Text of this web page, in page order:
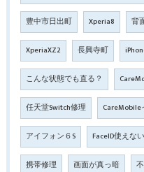
豊中市日出町 Xperia8 背
XperiaXZ2 長興寺町
こんな状態でも直る？
任天堂Switch修理
アイフォン６S FaceID使えない
携帯修理 画面が真っ暗